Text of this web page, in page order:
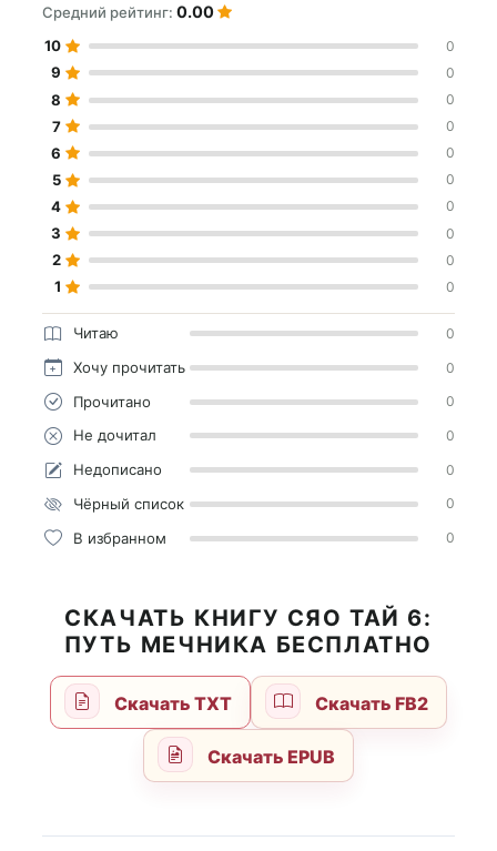
Средний рейтинг: 0.00
10 0
9 0
8 0
7 0
6 0
5 0
4 0
3 0
2 0
1 0
Читаю 0
Хочу прочитать 0
Прочитано 0
Не дочитал 0
Недописано 0
Чёрный список 0
В избранном 0
СКАЧАТЬ КНИГУ СЯО ТАЙ 6:
ПУТЬ МЕЧНИКА БЕСПЛАТНО
Скачать TXT Скачать FB2
Скачать EPUB